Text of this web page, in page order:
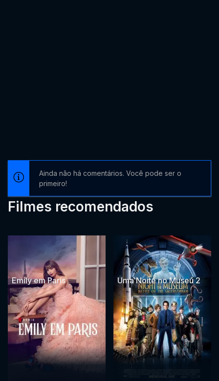
Ainda não há comentários. Você pode ser o
primeiro!
Filmes recomendados
Emily em Paris Uma Noite no Museu 2